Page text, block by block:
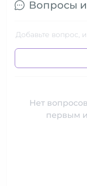
Вопросы
Добавьте вопрос,
Нет
первым и